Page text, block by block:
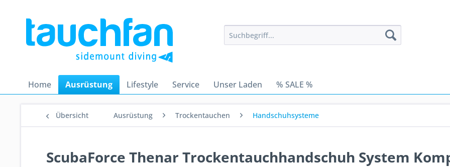
Home Ausrüstung Lifestyle Service Unser Laden % SALE %
Übersicht Ausrüstung Trockentauchen Handschuhsysteme
ScubaForce Thenar Trockentauchhandschuh System